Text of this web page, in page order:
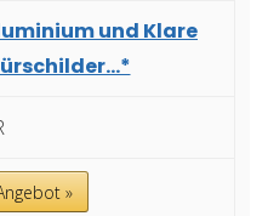
und Klare
»